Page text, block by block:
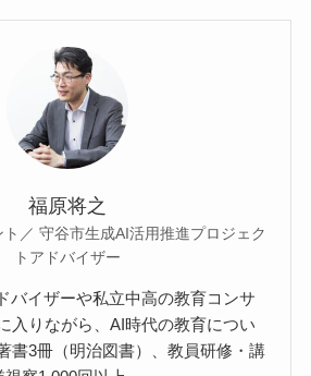
福原将之
／ 守谷市生成AI活用推進プロジェク
トアドバイザー
バイザーや私立中高の教育コンサ
入りながら、AI時代の教育につい
書3冊（明治図書）、教員研修・講